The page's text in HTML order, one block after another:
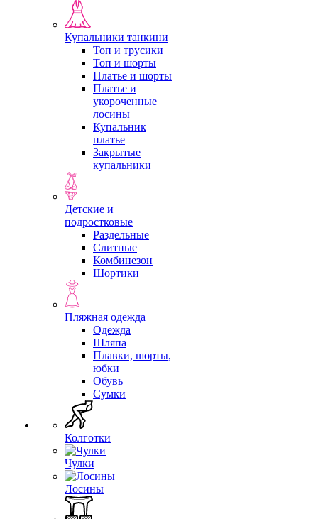
Купальники танкини
Топ и трусики
Топ и шорты
Платье и шорты
Платье и
укороченные
лосины
Купальник
платье
Закрытые
купальники
Детские и
подростковые
Раздельные
Слитные
Комбинезон
Шортики
Пляжная одежда
Одежда
Шляпа
Плавки, шорты,
юбки
Обувь
Сумки
Колготки
Чулки
Лосины